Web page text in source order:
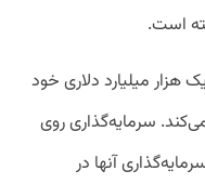
است.
میلیارد دلاری خود
سرمایه‌گذاری روی
آنها در